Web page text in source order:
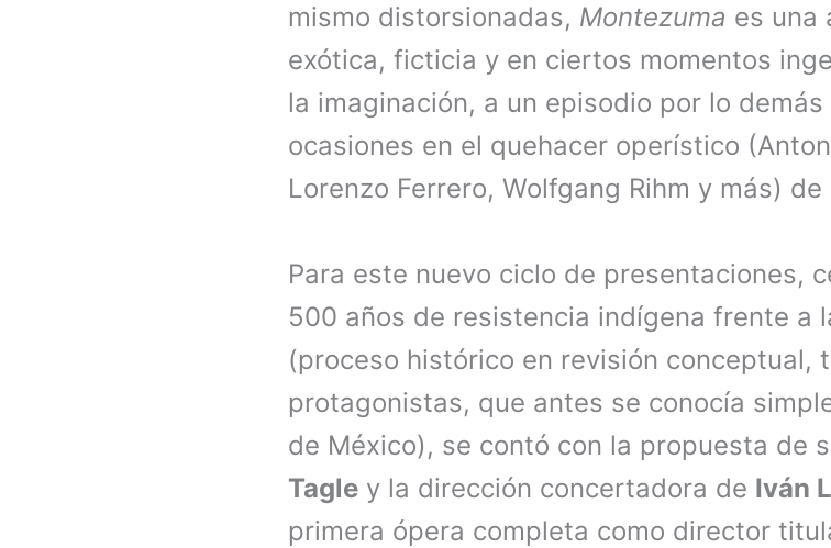
mismo distorsionadas, Montezuma es una
exótica, ficticia y en ciertos momentos
la imaginación, a un episodio por lo
ocasiones en el quehacer operístico
Lorenzo Ferrero, Wolfgang Rihm y más)
Para este nuevo ciclo de presentaciones,
500 años de resistencia indígena frente a
(proceso histórico en revisión conceptual,
protagonistas, que antes se conocía
de México), se contó con la propuesta de
Tagle y la dirección concertadora de Iván
primera ópera completa como director